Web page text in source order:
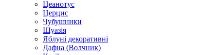
Цеанотус
Церцис
Чубушники
Шуазія
Яблуні декоративні
Дафна (Волчник)